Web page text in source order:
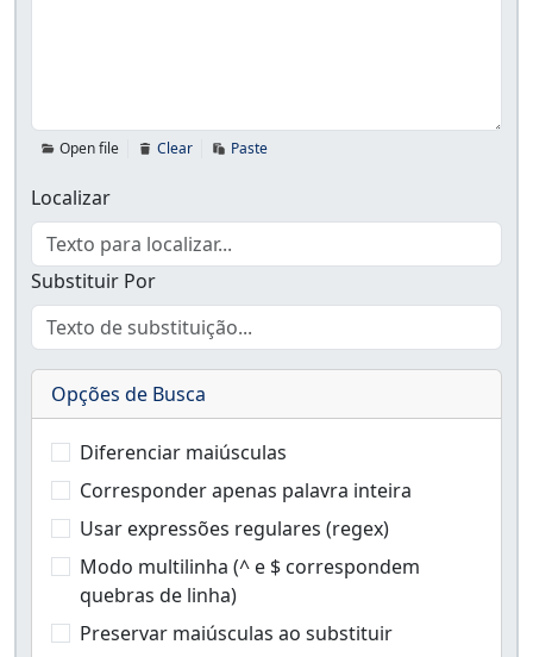
Open file Clear Paste
Localizar
Substituir Por
Opções de Busca
Diferenciar maiúsculas
Corresponder apenas palavra inteira
Usar expressões regulares (regex)
Modo multilinha (^ e $ correspondem
quebras de linha)
Preservar maiúsculas ao substituir